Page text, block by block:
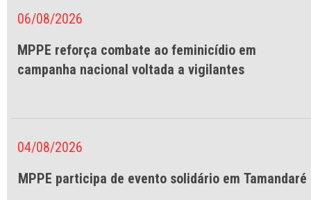
06/08/2026
MPPE reforça combate ao feminicídio em
campanha nacional voltada a vigilantes
04/08/2026
MPPE participa de evento solidário em Tamandaré